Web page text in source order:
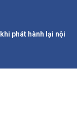
phát hành lại nội